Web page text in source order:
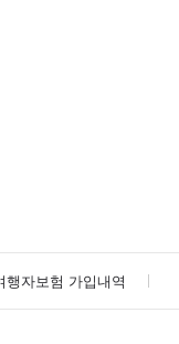
행자보험 가입내역